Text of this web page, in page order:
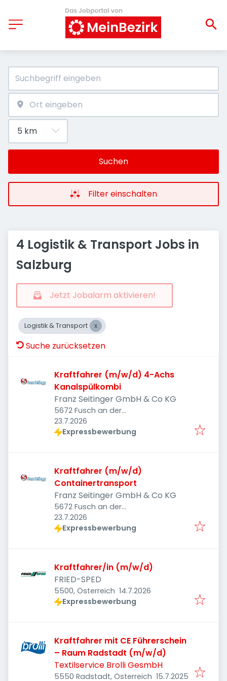
Suchen
Filter einschalten
4 Logistik & Transport Jobs in
Salzburg
Jetzt Jobalarm aktivieren!
Logistik & Transport
Suche zurücksetzen
Kraftfahrer (m/w/d) 4-Achs
Kanalspülkombi
Franz Seitinger GmbH & Co KG
5672 Fusch an der
Großglocknerstraße, Österreich
Veröffentlicht
23.7.2026
Expressbewerbung
Kraftfahrer (m/w/d)
Containertransport
Franz Seitinger GmbH & Co KG
5672 Fusch an der
Großglocknerstraße, Österreich
Veröffentlicht
23.7.2026
Expressbewerbung
Kraftfahrer/in (m/w/d)
FRIED-SPED
5500, Österreich Veröffentlicht
14.7.2026
Expressbewerbung
Kraftfahrer mit CE Führerschein
– Raum Radstadt (m/w/d)
Textilservice Brolli GesmbH
5550 Radstadt, Österreich Veröffentlicht
15.7.2025